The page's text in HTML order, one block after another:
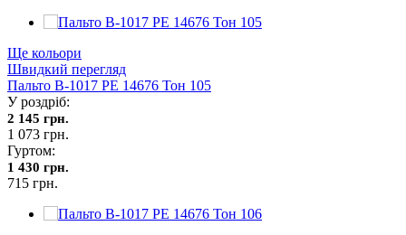
Ще кольори
Швидкий перегляд
Пальто В-1017 PE 14676 Тон 105
У роздріб:
2 145 грн.
1 073 грн.
Гуртом:
1 430 грн.
715 грн.